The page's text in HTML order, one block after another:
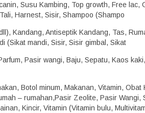
Susu Kambing, Top growth, Free lac,
Harnest, Sisir, Shampoo (Shampo
Kandang, Antiseptik Kandang, Tas,
(Sikat mandi, Sisir, Sisir gimbal, Sikat
Pasir wangi, Baju, Sepatu, Kaos
Botol minum, Makanan, Vitamin, Obat
– rumahan,Pasir Zeolite, Pasir Wangi,
Kincir, Vitamin (Vitamin bulu,